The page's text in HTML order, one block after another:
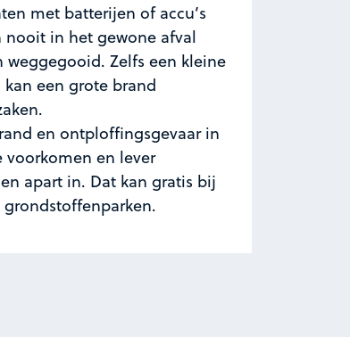
met batterijen of accu’s
nooit in het gewone afval
weggegooid. Zelfs een kleine
een grote brand
en ontploffingsgevaar in
voorkomen en lever
apart in. Dat kan gratis bij
grondstoffenparken.